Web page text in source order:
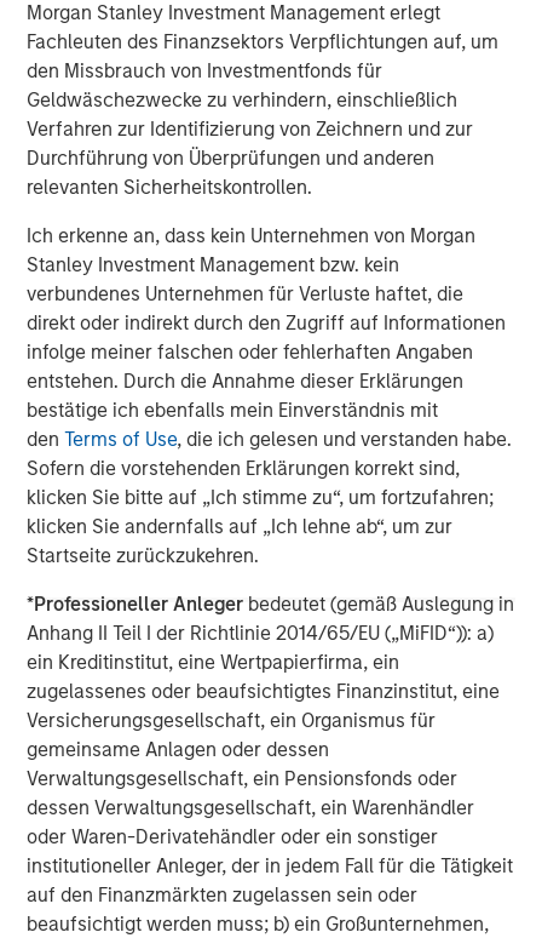
Morgan Stanley Investment Management erlegt
Fachleuten des Finanzsektors Verpflichtungen auf, um
den Missbrauch von Investmentfonds für
Geldwäschezwecke zu verhindern, einschließlich
Verfahren zur Identifizierung von Zeichnern und zur
Durchführung von Überprüfungen und anderen
relevanten Sicherheitskontrollen.
Ich erkenne an, dass kein Unternehmen von Morgan
Stanley Investment Management bzw. kein
verbundenes Unternehmen für Verluste haftet, die
direkt oder indirekt durch den Zugriff auf Informationen
infolge meiner falschen oder fehlerhaften Angaben
entstehen. Durch die Annahme dieser Erklärungen
bestätige ich ebenfalls mein Einverständnis mit
denTerms of Use, die ich gelesen und verstanden habe.
Sofern die vorstehenden Erklärungen korrekt sind,
klicken Sie bitte auf „Ich stimme zu“, um fortzufahren;
klicken Sie andernfalls auf „Ich lehne ab“, um zur
Startseite zurückzukehren.
*Professioneller Anleger bedeutet (gemäß Auslegung in
Anhang II Teil I der Richtlinie 2014/65/EU („MiFID“)): a)
ein Kreditinstitut, eine Wertpapierfirma, ein
zugelassenes oder beaufsichtigtes Finanzinstitut, eine
Versicherungsgesellschaft, ein Organismus für
gemeinsame Anlagen oder dessen
Verwaltungsgesellschaft, ein Pensionsfonds oder
dessen Verwaltungsgesellschaft, ein Warenhändler
oder Waren-Derivatehändler oder ein sonstiger
institutioneller Anleger, der in jedem Fall für die Tätigkeit
auf den Finanzmärkten zugelassen sein oder
beaufsichtigt werden muss; b) ein Großunternehmen,
Morgan Stanley Investment Management, together with
its investment advisory affiliates, has more than 1,400
investment professionals around the world and $1.8
trillion in assets under management or supervision as of
September 30, 2024. Morgan Stanley Investment
Management strives to provide strong long-term
investment performance, outstanding service, and a
comprehensive suite of investment management
solutions to a diverse client base, which includes
governments, institutions, corporations and individuals
worldwide. For further information about Morgan Stanley
Investment Management, please visit
www.morganstanley.com/im
About Morgan Stanley
Morgan Stanley (NYSE: MS) is a leading global financial
services firm providing a wide range of investment
banking, securities, wealth management and investment
management services. With offices in 42 countries, the
corporations, governments, institutions and individuals.
For further information about Morgan Stanley, please visit
www.morganstanley.com.
Morgan Stanley Real Estate Investing
Morgan Stanley Real Estate Investing (MSREI) manages
global value-add / opportunistic and regional core / core-
plus real estate investment strategies. The team's
experience encompasses a broad array of asset classes,
geographic regions and investment themes across all
phases of the real estate cycle.